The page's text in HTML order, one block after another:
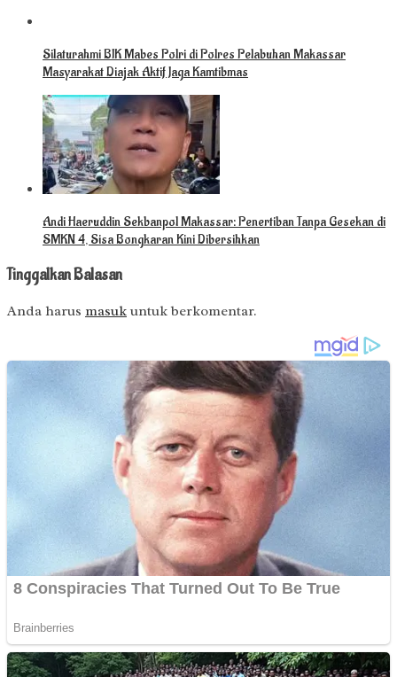
Silaturahmi BIK Mabes Polri di Polres Pelabuhan Makassar
Masyarakat Diajak Aktif Jaga Kamtibmas
Andi Haeruddin Sekbanpol Makassar: Penertiban Tanpa Gesekan di
SMKN 4, Sisa Bongkaran Kini Dibersihkan
Tinggalkan Balasan
Anda harus masuk untuk berkomentar.